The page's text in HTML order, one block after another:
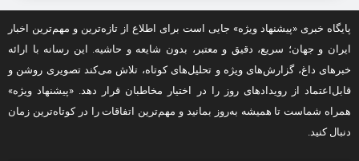
پایگاه خبری «پیشنهاد ویژه» جایی است برای اطلاع از تازه‌ترین و مهم‌ترین اخبار
ایران و جهان؛ سریع، دقیق و معتبر، بدون شایعه و حاشیه. این رسانه با ارائه
خبرهای داغ، گزارش‌های ویژه و تحلیل‌های کوتاه، تلاش می‌کند تصویری روشن و
قابل‌اعتماد از رویدادهای روز را در اختیار مخاطبان قرار دهد. «پیشنهاد ویژه»
همراه شماست تا همیشه به‌روز بمانید و مهم‌ترین اتفاقات را در کوتاه‌ترین زمان
دنبال کنید.